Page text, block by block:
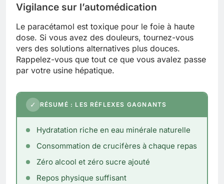
Vigilance sur l’automédication
Le paracétamol est toxique pour le foie à haute
dose. Si vous avez des douleurs, tournez-vous
vers des solutions alternatives plus douces.
Rappelez-vous que tout ce que vous avalez passe
par votre usine hépatique.
✓ RÉSUMÉ : LES RÉFLEXES GAGNANTS
Hydratation riche en eau minérale naturelle
Consommation de crucifères à chaque repas
Zéro alcool et zéro sucre ajouté
Repos physique suffisant